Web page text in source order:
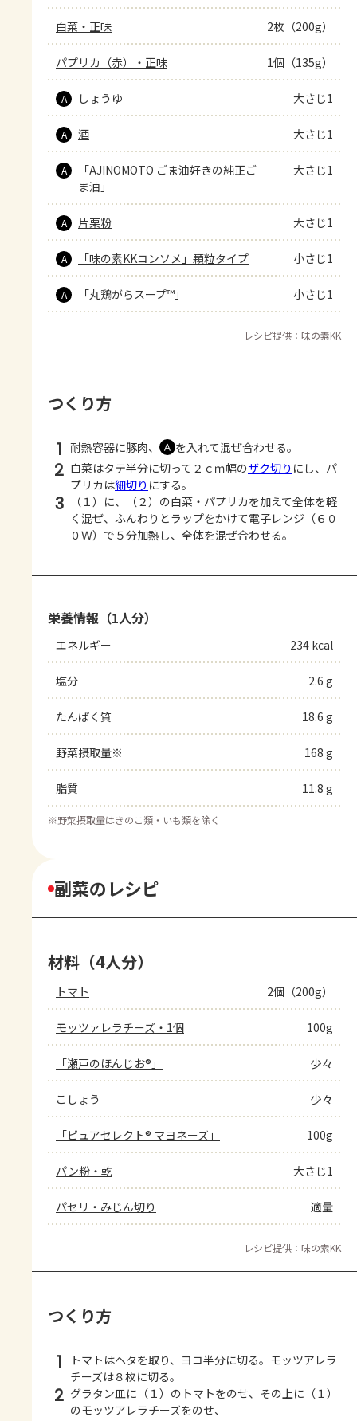
白菜・正味 2枚（200g）
パプリカ（赤）・正味 1個（135g）
A しょうゆ 大さじ1
A 酒 大さじ1
A
「AJINOMOTO ごま油好きの純正ご
ま油」
大さじ1
A 片栗粉 大さじ1
A 「味の素KKコンソメ」顆粒タイプ 小さじ1
A 「丸鶏がらスープ™」 小さじ1
レシピ提供：味の素KK
つくり方
1 耐熱容器に豚肉、 Ａ を入れて混ぜ合わせる。
2 白菜はタテ半分に切って２ｃｍ幅のザク切り にし、パ
プリカは細切り にする。
3
（１）に、（２）の白菜・パプリカを加えて全体を軽
く混ぜ、ふんわりとラップをかけて電子レンジ（６０
０Ｗ）で５分加熱し、全体を混ぜ合わせる。
栄養情報（1人分）
エネルギー 234 kcal
塩分 2.6 g
たんぱく質 18.6 g
野菜摂取量※ 168 g
脂質 11.8 g
※野菜摂取量はきのこ類・いも類を除く
副菜のレシピ
材料（4人分）
トマト 2個（200g）
モッツァレラチーズ・1個 100g
「瀬戸のほんじお®」 少々
こしょう 少々
「ピュアセレクト® マヨネーズ」 100g
パン粉・乾 大さじ1
パセリ・みじん切り 適量
レシピ提供：味の素KK
つくり方
1
トマトはヘタを取り、ヨコ半分に切る。モッツアレラ
チーズは８枚に切る。
2 グラタン皿に（１）のトマトをのせ、その上に（１）
のモッツアレラチーズをのせ、